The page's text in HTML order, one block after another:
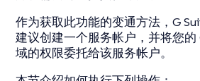
作为获取此功能的变通方法，G
建议创建一个服务帐户，并将您的
域的权限委托给该服务帐户。